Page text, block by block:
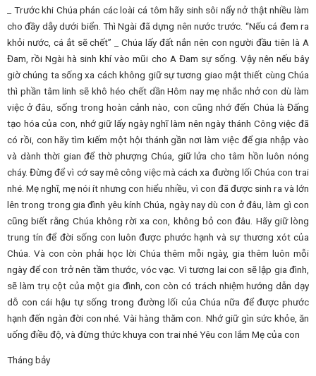
_ Trước khi Chúa phán các loài cá tôm hãy sinh sôi nẩy nở thật nhiều làm
cho đầy dẫy dưới biển. Thì Ngài đã dựng nên nước trước. “Nếu cá đem ra
khỏi nước, cá ắt sẽ chết” _ Chúa lấy đất nắn nên con người đầu tiên là A
Đam, rồi Ngài hà sinh khí vào mũi cho A Đam sự sống. Vậy nên nếu bây
giờ chúng ta sống xa cách không giữ sự tương giao mật thiết cùng Chúa
thì phần tâm linh sẽ khô héo chết dần Hôm nay mẹ nhắc nhở con dù làm
việc ở đâu, sống trong hoàn cảnh nào, con cũng nhớ đến Chúa là Đấng
tạo hóa của con, nhớ giữ lấy ngày nghĩ làm nên ngày thánh Công việc đã
có rồi, con hãy tìm kiếm một hội thánh gần nơi làm việc để gia nhập vào
và dành thời gian để thờ phượng Chúa, giữ lửa cho tâm hồn luôn nóng
cháy. Đừng để vì cớ say mê công việc mà cách xa đường lối Chúa con trai
nhé. Mẹ nghĩ, mẹ nói ít nhưng con hiểu nhiều, vì con đã được sinh ra và lớn
lên trong trong gia đình yêu kính Chúa, ngày nay dù con ở đâu, làm gì con
cũng biết rằng Chúa không rời xa con, không bỏ con đâu. Hãy giữ lòng
trung tín để đời sống con luôn được phước hạnh và sự thương xót của
Chúa. Và con còn phải học lời Chúa thêm mỗi ngày, gia thêm luôn mỗi
ngày để con trở nên tầm thước, vóc vạc. Vì tương lai con sẽ lập gia đình,
sẽ làm trụ cột của một gia đình, con còn có trách nhiệm hướng dẫn dạy
dỗ con cái hậu tự sống trong đường lối của Chúa nữa để được phước
hạnh đến ngàn đời con nhé. Vài hàng thăm con. Nhớ giữ gìn sức khỏe, ăn
uống điều độ, và đừng thức khuya con trai nhé Yêu con lắm Mẹ của con
Tháng bảy